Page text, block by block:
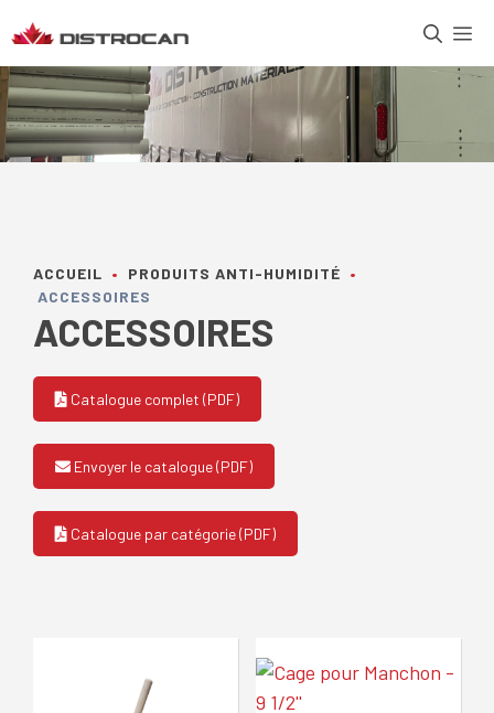
au
contenu
ACCUEIL • PRODUITS ANTI-HUMIDITÉ •
ACCESSOIRES
ACCESSOIRES
Catalogue complet (PDF)
Envoyer le catalogue (PDF)
Catalogue par catégorie (PDF)